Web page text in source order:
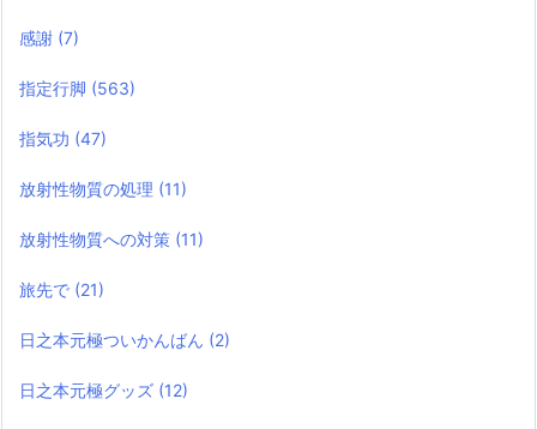
感謝 (7)
指定行脚 (563)
指気功 (47)
放射性物質の処理 (11)
放射性物質への対策 (11)
旅先で (21)
日之本元極ついかんばん (2)
日之本元極グッズ (12)